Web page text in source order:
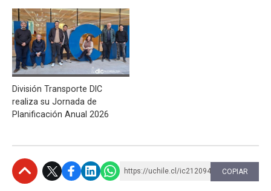
División Transporte DIC
realiza su Jornada de
Planificación Anual 2026
https://uchile.cl/ic212094 COPIAR